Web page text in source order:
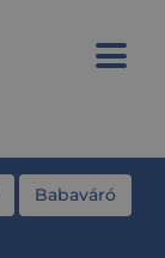
Babaváró